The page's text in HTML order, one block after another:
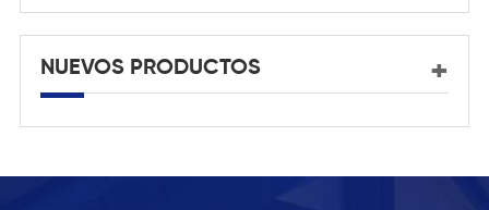
NUEVOS PRODUCTOS